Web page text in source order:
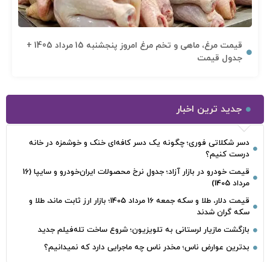
قیمت مرغ، ماهی و تخم مرغ امروز پنجشنبه 15 مرداد 1405 +
جدول قیمت
جدید ترین اخبار
دسر شکلاتی فوری؛ چگونه یک دسر کافه‌ای خنک و خوشمزه در خانه
درست کنیم؟
قیمت خودرو در بازار آزاد؛ جدول نرخ محصولات ایران‌خودرو و سایپا (16
مرداد 1405)
قیمت دلار، طلا و سکه جمعه 16 مرداد 1405؛ بازار ارز ثابت ماند، طلا و
سکه گران شدند
بازگشت مازیار لرستانی به تلویزیون؛ شروع ساخت تله‌فیلم جدید
بدترین عوارض ناس؛ مخدر ناس چه ماجرایی دارد که نمیدانیم؟